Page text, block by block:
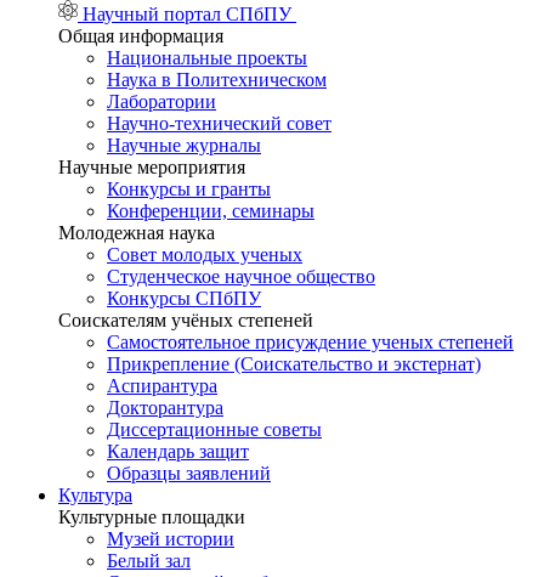
Научный портал СПбПУ
Общая информация
Национальные проекты
Наука в Политехническом
Лаборатории
Научно-технический совет
Научные журналы
Научные мероприятия
Конкурсы и гранты
Конференции, семинары
Молодежная наука
Совет молодых ученых
Студенческое научное общество
Конкурсы СПбПУ
Соискателям учёных степеней
Самостоятельное присуждение ученых степеней
Прикрепление (Соискательство и экстернат)
Аспирантура
Докторантура
Диссертационные советы
Календарь защит
Образцы заявлений
Культура
Культурные площадки
Музей истории
Белый зал